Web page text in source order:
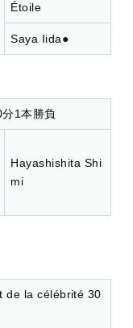
Étoile
Saya Iida●
1本勝負
Hayashishita Shi
mi
de la célébrité 30